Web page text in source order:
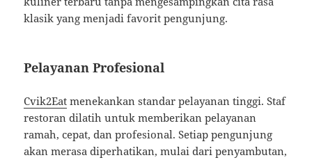
klasik yang menjadi favorit pengunjung.
Pelayanan Profesional
Cvik2Eat menekankan standar pelayanan tinggi. Staf
restoran dilatih untuk memberikan pelayanan
ramah, cepat, dan profesional. Setiap pengunjung
akan merasa diperhatikan, mulai dari penyambutan,